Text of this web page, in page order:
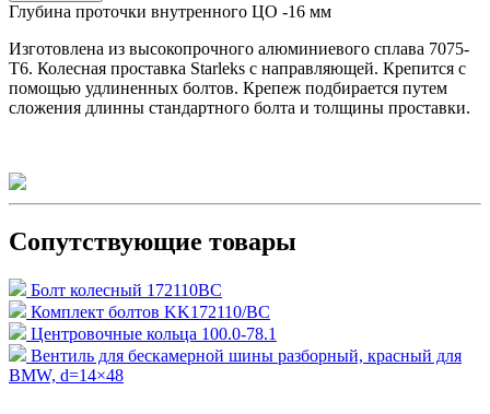
Глубина проточки внутренного ЦО -16 мм
Изготовлена из высокопрочного алюминиевого сплава 7075-
T6. Колесная проставка Starleks с направляющей. Крепится с
помощью удлиненных болтов. Крепеж подбирается путем
сложения длинны стандартного болта и толщины проставки.
Сопутствующие товары
Болт колесный 172110BC
Комплект болтов KK172110/BC
Центровочные кольца 100.0-78.1
Вентиль для бескамерной шины разборный, красный для
BMW, d=14×48